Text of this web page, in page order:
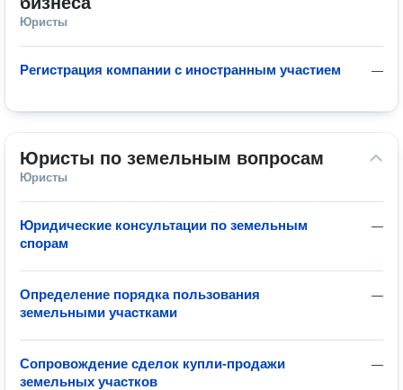
Юристы
—
Регистрация компании с иностранным участием
Юристы по земельным вопросам
Юристы
—
Юридические консультации по земельным
спорам
—
Определение порядка пользования
земельными участками
—
Сопровождение сделок купли-продажи
земельных участков